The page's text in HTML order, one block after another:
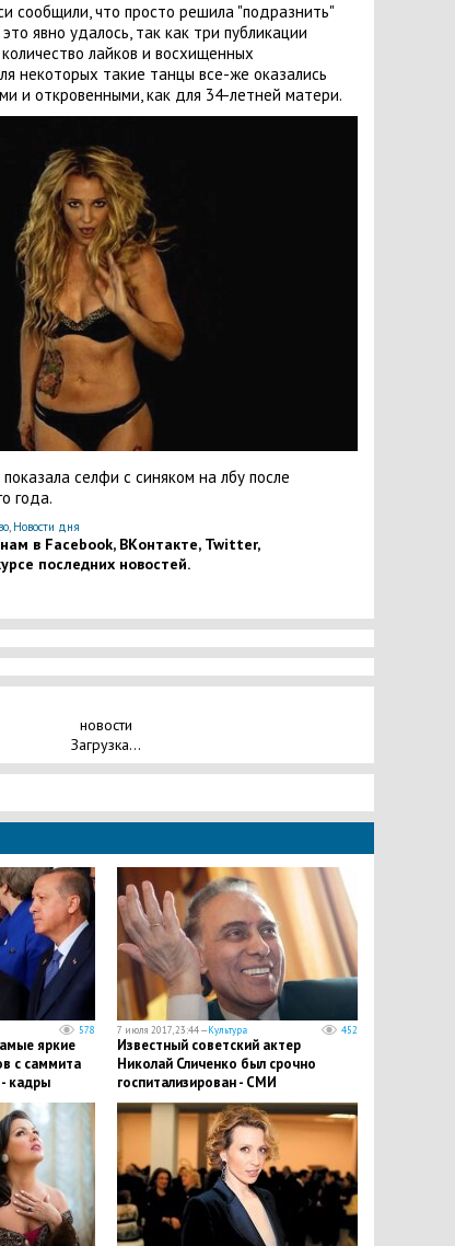
сообщили, что просто решила "подразнить"
явно удалось, так как три публикации
лайков и восхищенных
некоторых такие танцы все-же оказались
и откровенными, как для 34-летней матери.
селфи с синяком на лбу после
года.
, Новости дня
в Facebook, ВКонтакте, Twitter,
последних новостей.
новости
Загрузка...
578
яркие
с саммита
кадры
7 июля 2017, 23:44 —Культура 452
Известный советский актер
Николай Сличенко был срочно
госпитализирован - СМИ